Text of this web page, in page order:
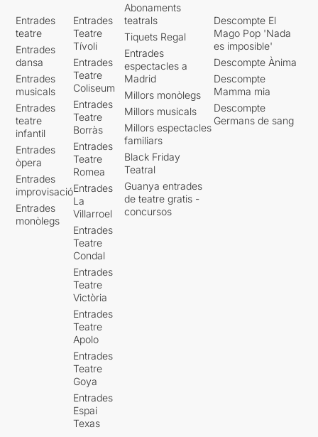
Entrades
teatre
Entrades
dansa
Entrades
musicals
Entrades
teatre
infantil
Entrades
òpera
Entrades
improvisació
Entrades
monòlegs
Entrades
Teatre
Tívoli
Entrades
Teatre
Coliseum
Entrades
Teatre
Borràs
Entrades
Teatre
Romea
Entrades
La
Villarroel
Entrades
Teatre
Condal
Entrades
Teatre
Victòria
Entrades
Teatre
Apolo
Entrades
Teatre
Goya
Entrades
Espai
Texas
Abonaments
teatrals
Tiquets Regal
Entrades
espectacles a
Madrid
Millors monòlegs
Millors musicals
Millors espectacles
familiars
Black Friday
Teatral
Guanya entrades
de teatre gratis -
concursos
Descompte El
Mago Pop 'Nada
es imposible'
Descompte Ànima
Descompte
Mamma mia
Descompte
Germans de sang